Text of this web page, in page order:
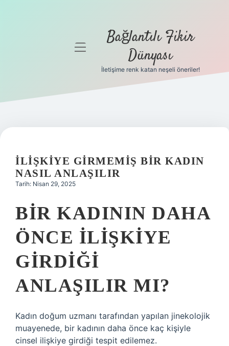
Gizlilik
Hakkımızda
menüyü
Bağlantılı Fikir
Dünyası
İletişime renk katan neşeli öneriler!
İLIŞKIYE GIRMEMIŞ BIR KADIN
NASIL ANLAŞILIR
Tarih: Nisan 29, 2025
BIR KADININ DAHA
ÖNCE ILIŞKIYE
GIRDIĞI
ANLAŞILIR MI?
Kadın doğum uzmanı tarafından yapılan jinekolojik
muayenede, bir kadının daha önce kaç kişiyle
cinsel ilişkiye girdiği tespit edilemez.